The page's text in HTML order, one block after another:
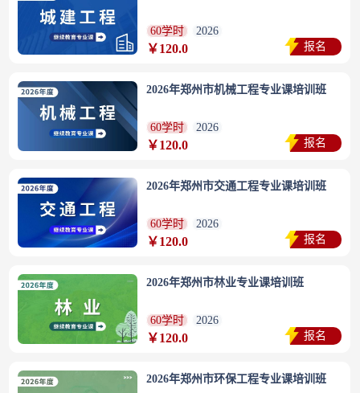
60学时 2026
￥120.0 报名
2026年郑州市机械工程专业课培训班
60学时 2026
￥120.0 报名
2026年郑州市交通工程专业课培训班
60学时 2026
￥120.0 报名
2026年郑州市林业专业课培训班
60学时 2026
￥120.0 报名
2026年郑州市环保工程专业课培训班